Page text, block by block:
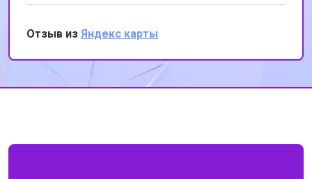
устранили её. Теперь моя кофемашина
работает как новая. Я очень довольна
качеством обслуживания и
профессионализмом сотрудников. Спасибо
за вашу работу!
Отзыв из Яндекс карты